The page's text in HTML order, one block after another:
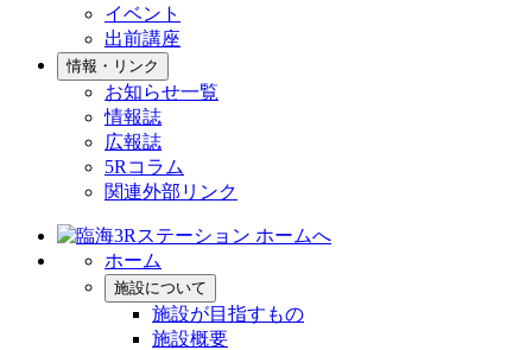
イベント
出前講座
情報・リンク
お知らせ一覧
情報誌
広報誌
5Rコラム
関連外部リンク
ホーム
施設について
施設が目指すもの
施設概要